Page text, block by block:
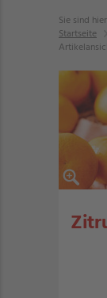
Sie sind
Startseite